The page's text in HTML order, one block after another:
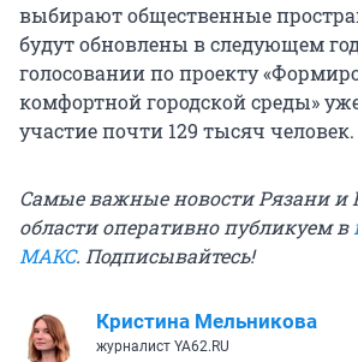
выбирают общественные
будут обновлены в следующем
голосовании по проекту
комфортной городской среды»
участие почти 129 тысяч человек.
Самые важные новости Рязани и
области оперативно публикуем в
МАКС. Подписывайтесь!
Кристина Мельникова
журналист YA62.RU